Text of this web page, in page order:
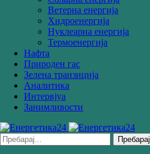
Ветерна eнергија
Хидроенергија
Нуклеарна енергија
Термоенергија
Нафта
Природен гас
Зелена транзиција
Аналитика
Интервјуа
Занимливости
Пребарај